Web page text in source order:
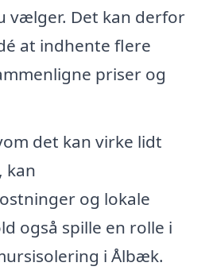
vælger. Det kan derfor
at indhente flere
priser og
det kan virke lidt
kan
og lokale
også spille en rolle i
i Ålbæk.